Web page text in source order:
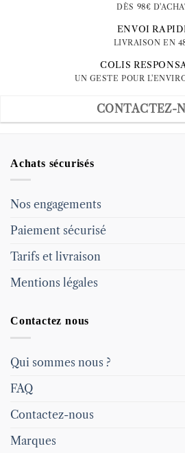
DÈS 98€
ENVOI
LIVRAISON EN
COLIS
UN GESTE POUR
CONTACTEZ-
Achats sécurisés
Nos engagements
Paiement sécurisé
Tarifs et livraison
Mentions légales
Contactez nous
Qui sommes nous ?
FAQ
Contactez-nous
Marques